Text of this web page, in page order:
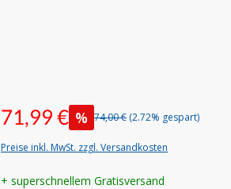
71,99 € % 74,00 € (2.72% gespart)
Preise inkl. MwSt. zzgl. Versandkosten
+ superschnellem Gratisversand